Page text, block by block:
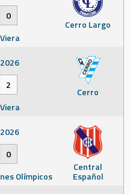
Cerro Largo
0
Cerro
2
Central
Español
0
Olímpicos